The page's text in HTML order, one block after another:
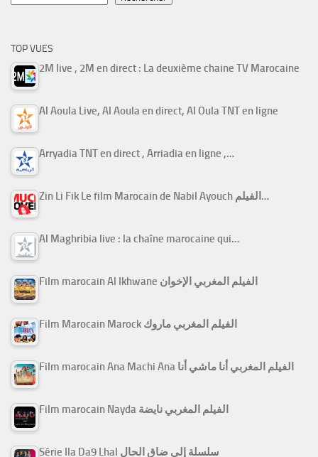
TOP VUES
2M live , 2M en direct : La deuxième chaine TV Marocaine
Al Aoula Live, Al Aoula en direct, Al Oula TNT en ligne
Arryadia TNT en direct , Arriadia en ligne ,…
Zin Li Fik Le film Marocain de Nabil Ayouch الفيلم…
Al Maghribia live : la chaîne marocaine qui…
Film marocain Al Ikhwane الفيلم المغربي الإخوان
Film Marocain Marock الفيلم المغربي ماروك
Film marocain Ana Machi Ana الفيلم المغربي أنا ماشي أنا
Film marocain Nayda الفيلم المغربي نايضة
Série Ila Da9 Lhal سلسلة إلى ضاق الحال